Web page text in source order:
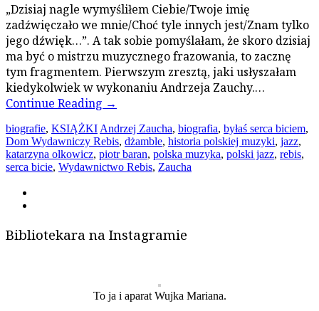
„Dzisiaj nagle wymyśliłem Ciebie/Twoje imię
zadźwięczało we mnie/Choć tyle innych jest/Znam tylko
jego dźwięk…”. A tak sobie pomyślałam, że skoro dzisiaj
ma być o mistrzu muzycznego frazowania, to zacznę
tym fragmentem. Pierwszym zresztą, jaki usłyszałam
kiedykolwiek w wykonaniu Andrzeja Zauchy.…
Continue Reading →
biografie, KSIĄŻKI Andrzej Zaucha, biografia, byłaś serca biciem,
Dom Wydawniczy Rebis, dżamble, historia polskiej muzyki, jazz,
katarzyna olkowicz, piotr baran, polska muzyka, polski jazz, rebis,
serca bicie, Wydawnictwo Rebis, Zaucha
Bibliotekara na Instagramie
To ja i aparat Wujka Mariana.